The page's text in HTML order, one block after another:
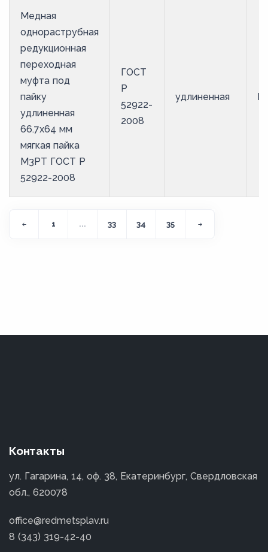
Медная
однораструбная
редукционная
переходная
муфта под
пайку
удлиненная
66.7х64 мм
мягкая пайка
М3РТ ГОСТ Р
52922-2008
ГОСТ
Р
52922-
2008
удлиненная
1 ... 33 34 35
Контакты
ул. Гагарина, 14, оф. 38, Екатеринбург, Свердловская
обл., 620078
office@redmetsplav.ru
8 (343) 319-42-40